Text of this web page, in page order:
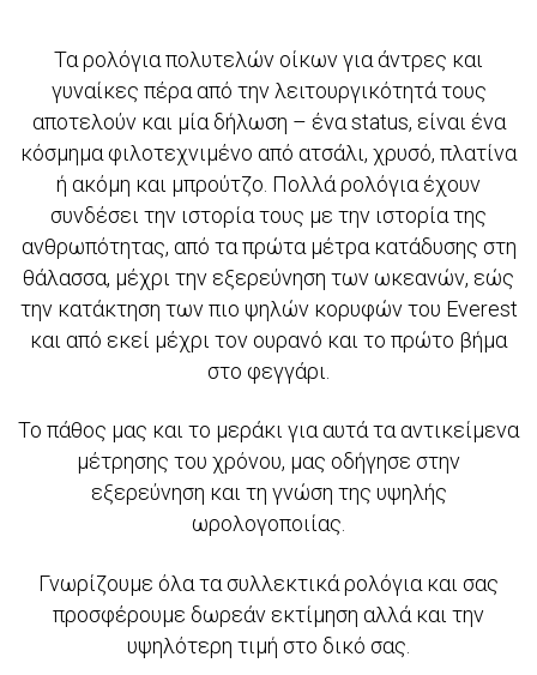
Τα ρολόγια πολυτελών οίκων για άντρες και
γυναίκες πέρα από την λειτουργικότητά τους
αποτελούν και μία δήλωση – ένα status, είναι ένα
κόσμημα φιλοτεχνιμένο από ατσάλι, χρυσό, πλατίνα
ή ακόμη και μπρούτζο. Πολλά ρολόγια έχουν
συνδέσει την ιστορία τους με την ιστορία της
ανθρωπότητας, από τα πρώτα μέτρα κατάδυσης στη
θάλασσα, μέχρι την εξερεύνηση των ωκεανών, εώς
την κατάκτηση των πιο ψηλών κορυφών του Everest
και από εκεί μέχρι τον ουρανό και το πρώτο βήμα
στο φεγγάρι.
Το πάθος μας και το μεράκι για αυτά τα αντικείμενα
μέτρησης του χρόνου, μας οδήγησε στην
εξερεύνηση και τη γνώση της υψηλής
ωρολογοποιίας.
Γνωρίζουμε όλα τα συλλεκτικά ρολόγια και σας
προσφέρουμε δωρεάν εκτίμηση αλλά και την
υψηλότερη τιμή στο δικό σας.